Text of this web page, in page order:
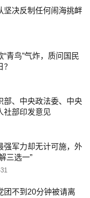
坚决反制任何闹海挑衅
“青鸟”气炸，质问国民
部、中央政法委、中央
社部印发意见
强军力却无计可施，外
三选一”
团不到20分钟被请离